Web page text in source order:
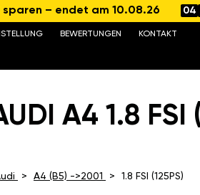
sparen – endet am 10.08.26 04
BEWERTUNGEN
KONTAKT
A4 1.8 FSI
A4 (B5) ->2001 1.8 FSI (125PS)